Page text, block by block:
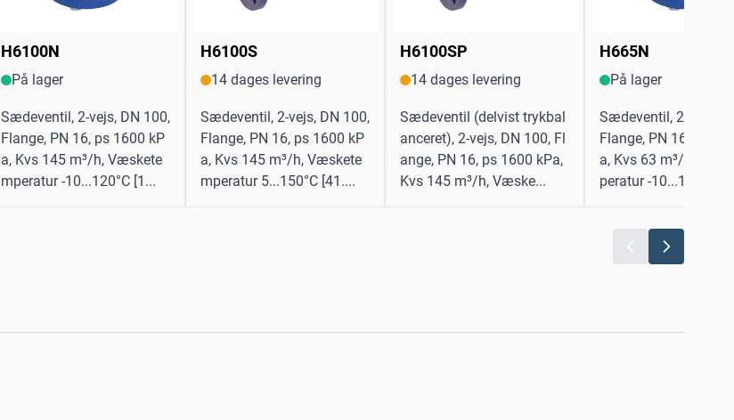
H6100N
På lager
Sædeventil, 2-vejs, DN 100,
Flange, PN 16, ps 1600 kP
a, Kvs 145 m³/h, Væskete
mperatur -10...120°C [1...
H6100S
14 dages levering
Sædeventil, 2-vejs, DN 100,
Flange, PN 16, ps 1600 kP
a, Kvs 145 m³/h, Væskete
mperatur 5...150°C [41....
H6100SP
14 dages levering
Sædeventil (delvist trykbal
anceret), 2-vejs, DN 100, Fl
ange, PN 16, ps 1600 kPa,
Kvs 145 m³/h, Væske...
H665N
På lager
Sædeventil, 2-vejs,
Flange, PN 16, ps
a, Kvs 63 m³/h,
peratur -10...120°C